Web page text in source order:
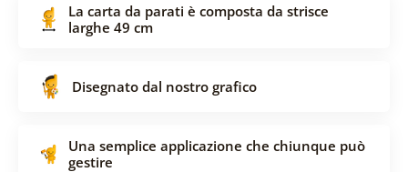
La carta da parati è composta da strisce
larghe 49 cm
Disegnato dal nostro grafico
Una semplice applicazione che chiunque può
gestire